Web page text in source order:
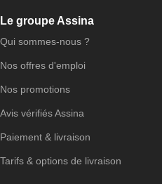
Le groupe Assina
Qui sommes-nous ?
Nos offres d'emploi
Nos promotions
Avis vérifiés Assina
Paiement & livraison
Tarifs & options de livraison